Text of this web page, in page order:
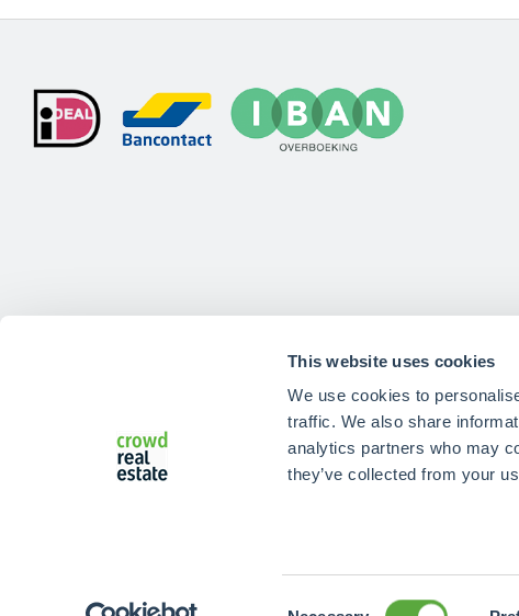
This website uses cookies
We use cookies to
traffic. We also share
analytics partners who may
they’ve collected from your